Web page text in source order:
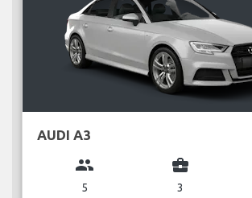
AUDI A3
group
5
business_center
3